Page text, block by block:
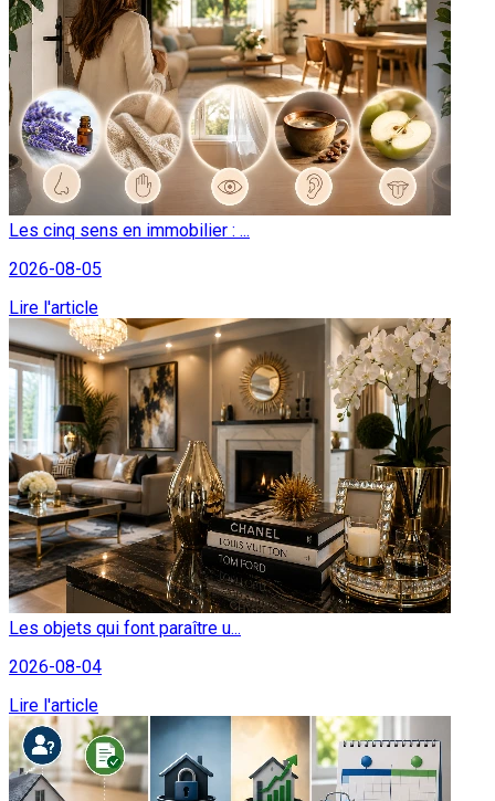
Les cinq sens en immobilier : ...
2026-08-05
Lire l'article
Les objets qui font paraître u...
2026-08-04
Lire l'article